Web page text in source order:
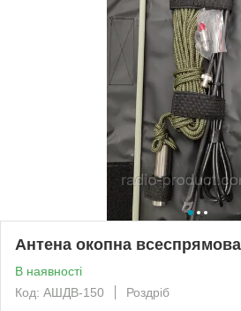
Антена окопна
В наявності
Код: АШДВ-150
Роздріб